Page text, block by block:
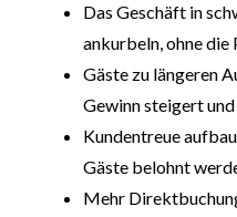
Das Geschäft in
ankurbeln, ohne
Gäste zu längeren
Gewinn steigert
Kundentreue
Gäste belohnt
Mehr